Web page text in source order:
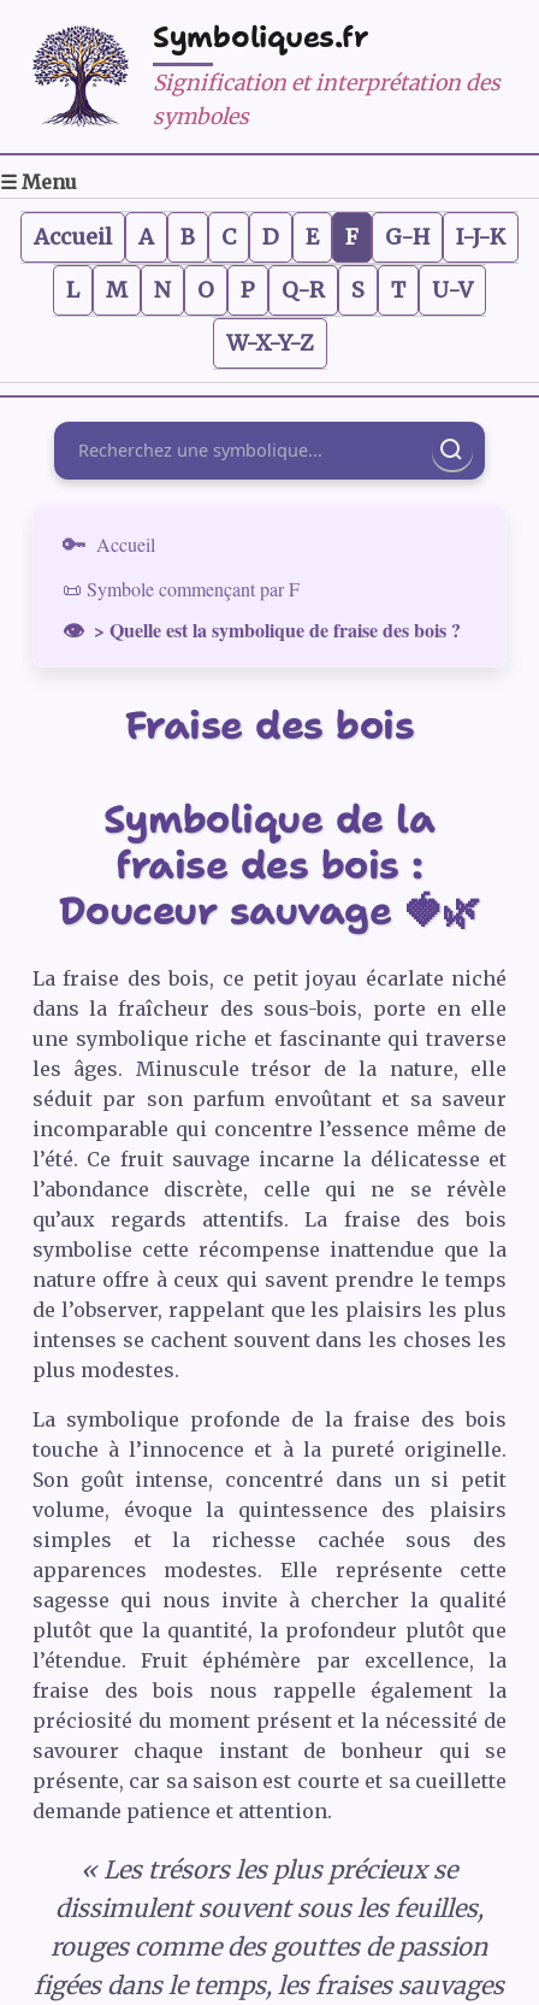
Symboliques.fr
Signification et interprétation des
symboles
☰ Menu
Accueil A B C D E F G-H
I-J-K
L
M N O P Q-R S T
U-V
W-X-Y-Z
Rechercher
Accueil
📜 Symbole commençant par F
> Quelle est la symbolique de fraise des bois ?
Fraise des bois
Symbolique de la
fraise des bois :
Douceur sauvage 🍓🌿
La fraise des bois, ce petit joyau écarlate niché
dans la fraîcheur des sous-bois, porte en elle
une symbolique riche et fascinante qui traverse
les âges. Minuscule trésor de la nature, elle
séduit par son parfum envoûtant et sa saveur
incomparable qui concentre l’essence même de
l’été. Ce fruit sauvage incarne la délicatesse et
l’abondance discrète, celle qui ne se révèle
qu’aux regards attentifs. La fraise des bois
symbolise cette récompense inattendue que la
nature offre à ceux qui savent prendre le temps
de l’observer, rappelant que les plaisirs les plus
intenses se cachent souvent dans les choses les
plus modestes.
La symbolique profonde de la fraise des bois
touche à l’innocence et à la pureté originelle.
Son goût intense, concentré dans un si petit
volume, évoque la quintessence des plaisirs
simples et la richesse cachée sous des
apparences modestes. Elle représente cette
sagesse qui nous invite à chercher la qualité
plutôt que la quantité, la profondeur plutôt que
l’étendue. Fruit éphémère par excellence, la
fraise des bois nous rappelle également la
préciosité du moment présent et la nécessité de
savourer chaque instant de bonheur qui se
présente, car sa saison est courte et sa cueillette
demande patience et attention.
« Les trésors les plus précieux se
dissimulent souvent sous les feuilles,
rouges comme des gouttes de passion
figées dans le temps, les fraises sauvages